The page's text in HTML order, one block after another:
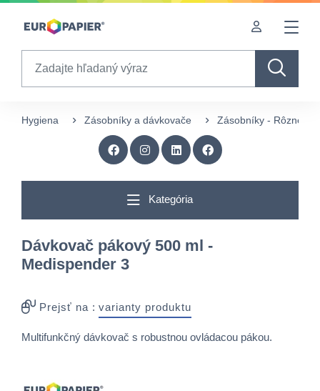
Table Of Content
Zaujímavé produkty pre Vás
Hygiena Zásobníky a dávkovače Zásobníky - Rôzne
Kategória
Dávkovač pákový 500 ml -
Medispender 3
Prejsť na : varianty produktu
Multifunkčný dávkovač s robustnou ovládacou pákou.